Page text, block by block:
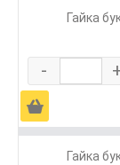
Гайка
-
Ä
Гайка